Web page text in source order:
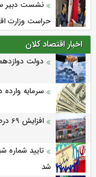
نشست دبیر
حراست وزارت
اخبار اقتصاد کلان
دولت
سرمایه وارده در دولت
افزایش 69 درصدی صادرات ایران به نیجریه
تایید شماره
شد